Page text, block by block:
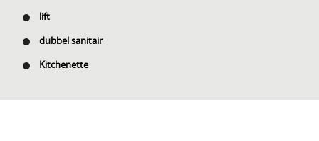
lift
dubbel sanitair
Kitchenette